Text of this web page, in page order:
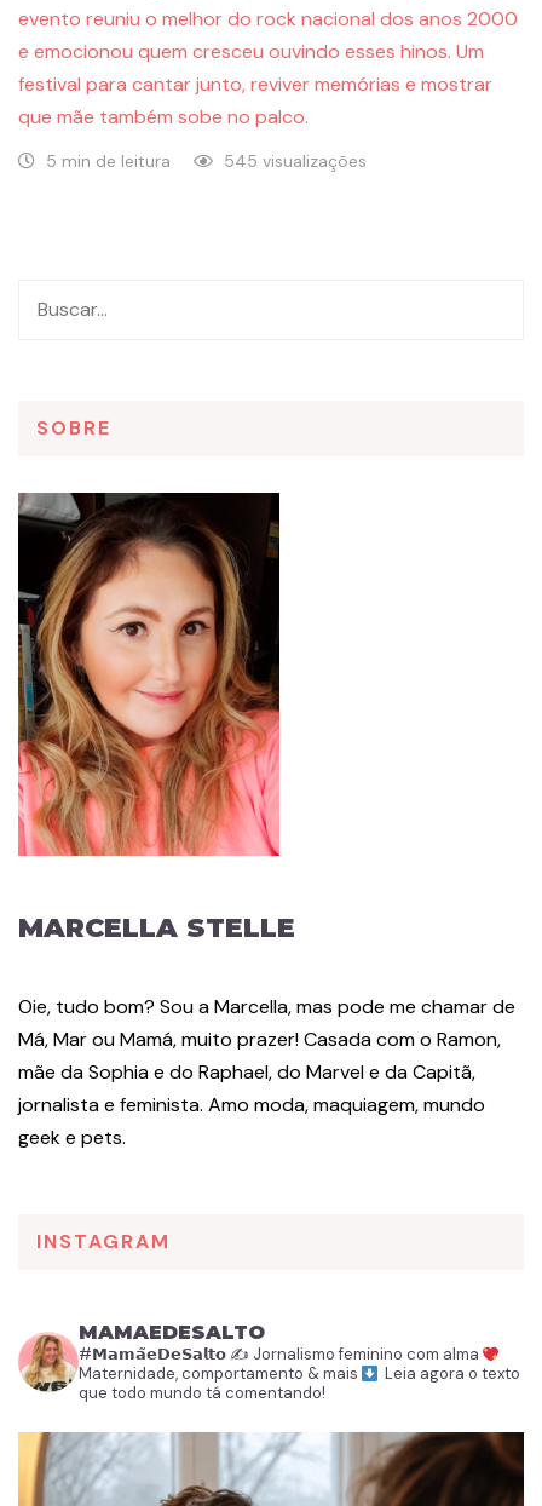
evento reuniu o melhor do rock nacional dos anos 2000
e emocionou quem cresceu ouvindo esses hinos. Um
festival para cantar junto, reviver memórias e mostrar
que mãe também sobe no palco.
5 min de leitura 545 visualizações
SOBRE
MARCELLA STELLE
Oie, tudo bom? Sou a Marcella, mas pode me chamar de
Má, Mar ou Mamá, muito prazer! Casada com o Ramon,
mãe da Sophia e do Raphael, do Marvel e da Capitã,
jornalista e feminista. Amo moda, maquiagem, mundo
geek e pets.
INSTAGRAM
MAMAEDESALTO
#𝗠𝗮𝗺𝗮̃𝗲𝗗𝗲𝗦𝗮𝗹𝘁𝗼 ✍️ Jornalismo feminino com alma
Maternidade, comportamento & mais
Leia agora o texto
que todo mundo tá comentando!